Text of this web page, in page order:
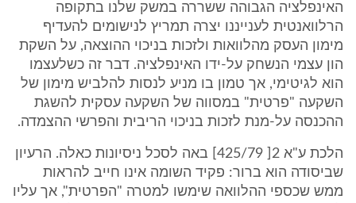
האינפלציה הגבוהה ששררה במשק שלנו בתקופה
הרלוואנטית לענייננו יצרה תמריץ לנישומים להעדיף
מימון העסק מהלוואות ולזכות בניכוי ההוצאה, על השקת
הון עצמי הנשחק על-ידו האינפלציה. דבר זה כשלעצמו
הוא לגיטימי, אך טמון בו מניע לנסות להלביש מימון של
השקעה "פרטית" במסווה של השקעה עסקית להשגת
ההכנסה על-מנת לזכות בניכוי הריבית והפרשי ההצמדה.
הלכת ע"א 2[ 425/79] באה לסכל ניסיונות כאלה. הרעיון
שביסודה הוא ברור: פקיד השומה אינו חייב להראות
ממש שכספי ההלוואה שימשו למטרה "הפרטית", אך עליו